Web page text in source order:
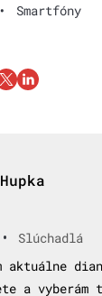
• Smartfóny
•
Slúchadlá
aktuálne
a vyberám